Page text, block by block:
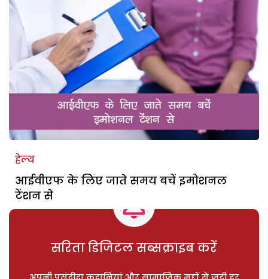
हेल्थ
आईवीएफ के लिए जाते समय बचें इमोशनल
टेंशन से
सरिता डिजिटल सब्सक्राइब करें